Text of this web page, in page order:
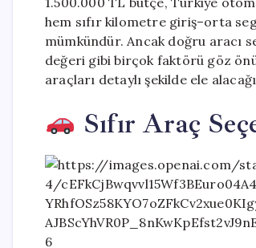
hem sıfır kilometre giriş–orta
mümkündür. Ancak doğru aracı
değeri gibi birçok faktörü göz
araçları detaylı şekilde ele
Sıfır Araç
6